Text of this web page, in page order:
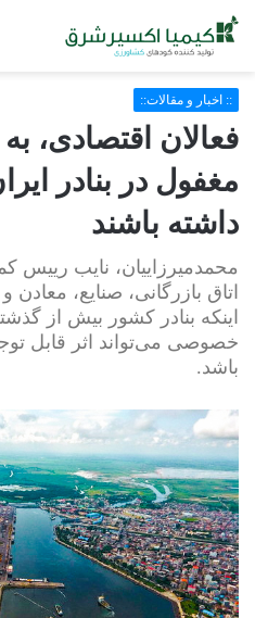
:: اخبار و مقالات::
فعالان اقتصادی،
مغفول در بنادر
داشته باشند
محمدمیرزاییان، نایب رییس
اتاق بازرگانی، صنایع،
اینکه بنادر کشور بیش از
خصوصی می‌تواند اثر قابل
باشد.